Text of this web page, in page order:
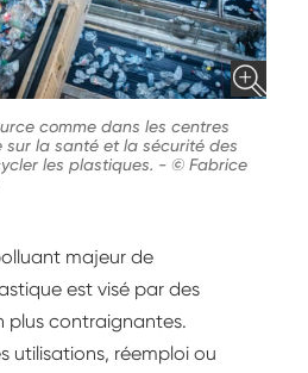
comme dans les centres
la santé et la sécurité des
les plastiques. - © Fabrice
majeur de
est visé par des
plus contraignantes.
utilisations, réemploi ou